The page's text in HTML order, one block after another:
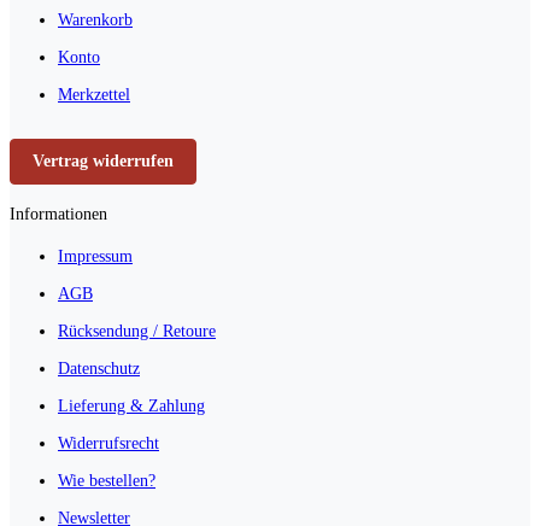
Warenkorb
Konto
Merkzettel
Vertrag widerrufen
Informationen
Impressum
AGB
Rücksendung / Retoure
Datenschutz
Lieferung & Zahlung
Widerrufsrecht
Wie bestellen?
Newsletter